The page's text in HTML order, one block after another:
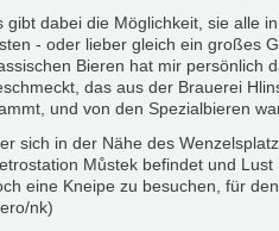
gibt dabei die Möglichkeit, sie alle
- oder lieber gleich ein großes
Bieren hat mir persönlich
das aus der Brauerei
und von den Spezialbieren
sich in der Nähe des
Můstek befindet und
eine Kneipe zu besuchen, für
nk)